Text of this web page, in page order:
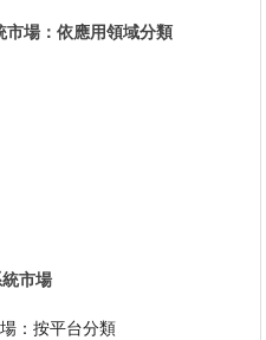
市場：依應用領域分類
市場
：按平台分類